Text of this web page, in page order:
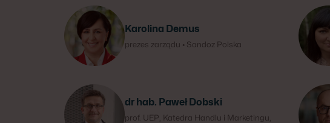
Karolina Demus
prezes zarządu • Sandoz Polska
dr hab. Paweł Dobski
prof. UEP, Katedra Handlu i Marketingu,